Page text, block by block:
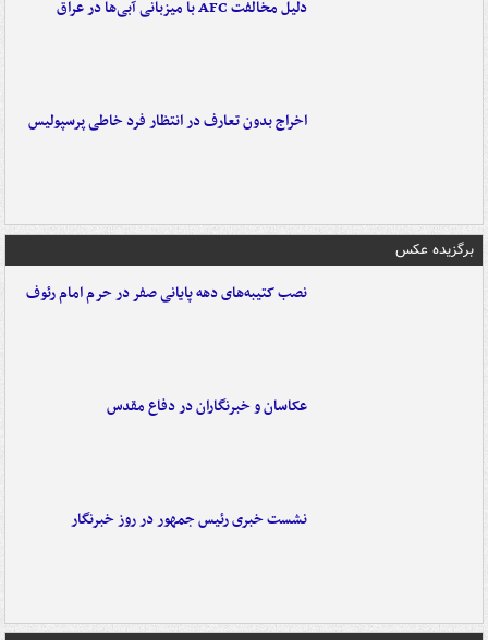
دلیل مخالفت AFC با میزبانی آبی‌ها در عراق
اخراج بدون تعارف در انتظار فرد خاطی پرسپولیس
برگزیده عکس
نصب کتیبه‌های دهه پایانی صفر در حرم امام رئوف
عکاسان و خبرنگاران در دفاع مقدس
نشست خبری رئیس جمهور در روز خبرنگار